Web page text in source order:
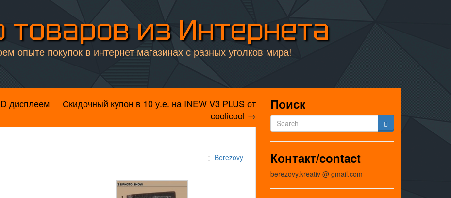
товаров из Интернета
опыте покупок в интернет магазинах с разных уголков мира!
дисплеем
Скидочный купон в 10 у.е. на INEW V3 PLUS от
coolicool →
Berezovy
Поиск
Контакт/contact
berezovy.kreativ @ gmail.com